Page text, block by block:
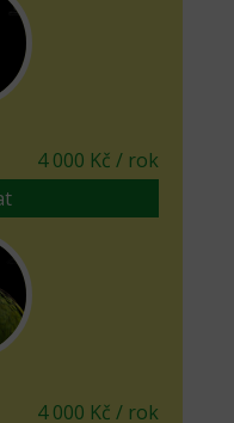
4 000 Kč / rok
4 000 Kč / rok